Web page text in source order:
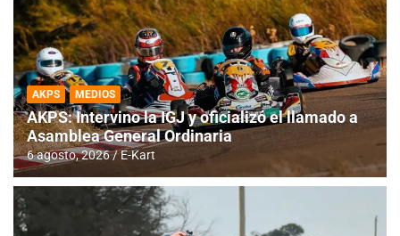
AKPS MEDIOS
AKPS: Intervino la IGJ y oficializó el llamado a
Asamblea General Ordinaria
6 agosto, 2026 E-Kart